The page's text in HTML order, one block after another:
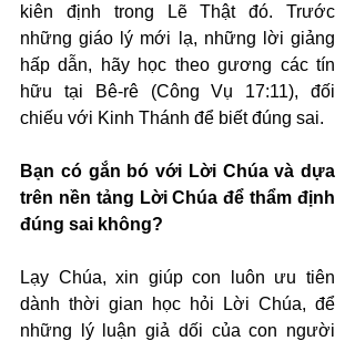
kiên định trong Lẽ Thật đó. Trước
những giáo lý mới lạ, những lời giảng
hấp dẫn, hãy học theo gương các tín
hữu tại Bê-rê (Công Vụ 17:11), đối
chiếu với Kinh Thánh để biết đúng sai.
Bạn có gắn bó với Lời Chúa và dựa
trên nền tảng Lời Chúa để thẩm định
đúng sai không?
Lạy Chúa, xin giúp con luôn ưu tiên
dành thời gian học hỏi Lời Chúa, để
những lý luận giả dối của con người